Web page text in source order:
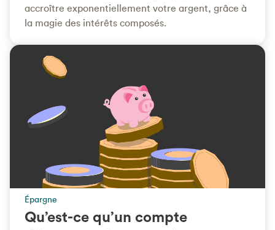
accroître exponentiellement votre argent, grâce à
la magie des intérêts composés.
Épargne
Qu’est-ce qu’un compte